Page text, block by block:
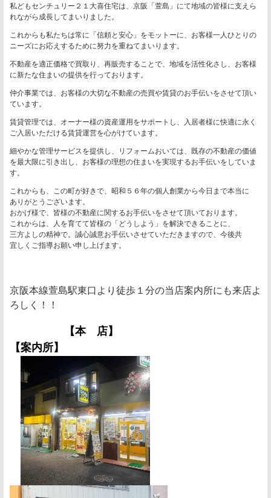
私どもセンチュリー２１大喜住宅は、京阪「萱島」にて地域の皆様に支えら
れながら成長してまいりました。
これからも私たちは常に「信頼と安心」をモットーに、お客様一人ひとりの
ニーズにお応えするために努力を重ねてまいります。
不動産を適正価格で買取り、再販売することで、地域を活性化さし、お客様
に新たな住まいの提供を行っております。
仲介事業では、お客様の大切な不動産の売買や賃貸のお手伝いをさせて頂い
ています。
賃貸管理では、オーナー様の資産運用をサポートし、入居者様に快適に永く
ご入居いただける賃貸運営を心がけています。
細やかな管理サービスを提供し、リフォームおいては、既存の不動産の価値
を最大限に引き出し、お客様の理想の住まいを実現するお手伝いをしていま
す。
これからも、この町が好きで、昭和５６年の個人創業から今日まで本当に
ありがとうございます。
おかげ様で、皆様の不動産に関するお手伝いをさせて頂いております。
これからは、人を育てて皆様の「どうしよう」を解決できることに、
三方よしの精神で。誠心誠意お手伝いさせていただきますので、今後共
宜しくご指導お願い申し上げます。
京阪本線萱島駅東口より徒歩１分の当店案内所にも来店よ
ろしく！！
【本 店】
【案内所】